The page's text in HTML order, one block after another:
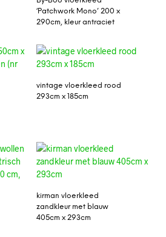
‘Patchwork Mono’ 200 x
290cm, kleur antraciet
vintage vloerkleed rood
293cm x 185cm
kirman vloerkleed
zandkleur met blauw
405cm x 293cm